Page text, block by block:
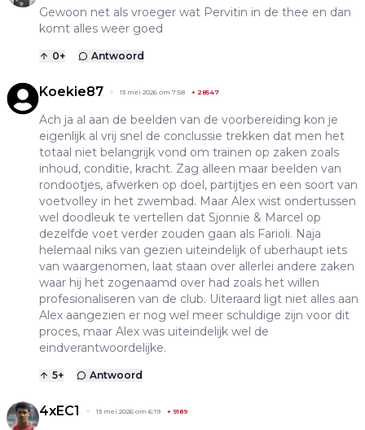
Gewoon net als vroeger wat Pervitin in de thee en dan
komt alles weer goed
0+ Antwoord
Koekie87 13 mei 2026 om 7:58 + 28547
Ach ja al aan de beelden van de voorbereiding kon je
eigenlijk al vrij snel de conclussie trekken dat men het
totaal niet belangrijk vond om trainen op zaken zoals
inhoud, conditie, kracht. Zag alleen maar beelden van
rondootjes, afwerken op doel, partijtjes en een soort van
voetvolley in het zwembad. Maar Alex wist ondertussen
wel doodleuk te vertellen dat Sjonnie & Marcel op
dezelfde voet verder zouden gaan als Farioli. Naja
helemaal niks van gezien uiteindelijk of uberhaupt iets
van waargenomen, laat staan over allerlei andere zaken
waar hij het zogenaamd over had zoals het willen
profesionaliseren van de club. Uiteraard ligt niet alles aan
Alex aangezien er nog wel meer schuldige zijn voor dit
proces, maar Alex was uiteindelijk wel de
eindverantwoordelijke.
5+ Antwoord
4xEC1 13 mei 2026 om 6:19 + 9189